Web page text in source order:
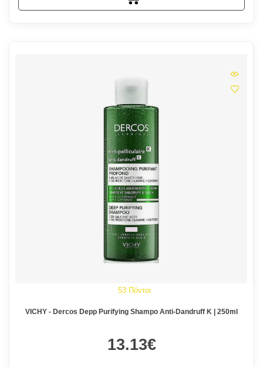
53 Πόντοι
VICHY - Dercos Depp Purifying Shampo Anti-Dandruff K | 250ml
13.13€